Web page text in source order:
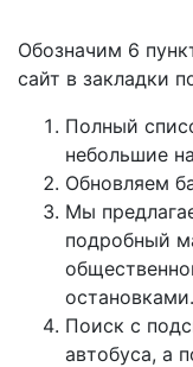
Обозначим 6
сайт в закладки
Полный
небольшие
Обновляем
Мы
подробный
остановками.
Поиск с
автобуса, а